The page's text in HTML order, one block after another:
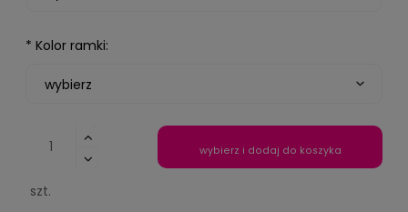
* Kolor ramki:
szt.
wybierz i dodaj do koszyka